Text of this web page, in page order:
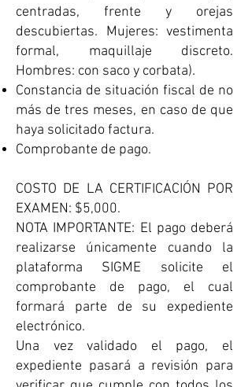
centradas, frente y orejas
descubiertas. Mujeres: vestimenta
formal, maquillaje discreto.
Hombres: con saco y corbata).
Constancia de situación fiscal de no
más de tres meses, en caso de que
haya solicitado factura. ​
Comprobante de pago.
​COSTO DE LA CERTIFICACIÓN POR
EXAMEN: $5,000.
NOTA IMPORTANTE: El pago deberá
realizarse únicamente cuando la
plataforma SIGME solicite el
comprobante de pago, el cual
formará parte de su expediente
electrónico.
Una vez validado el pago, el
expediente pasará a revisión para